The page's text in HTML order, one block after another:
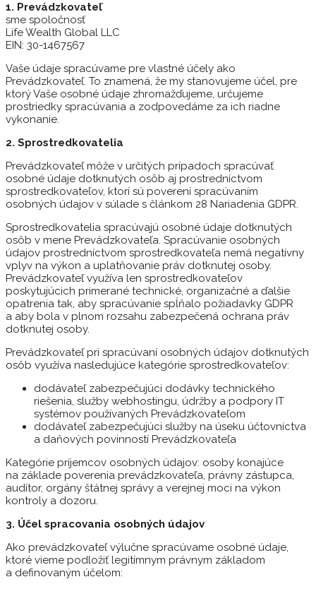
1. Prevádzkovateľ
sme spoločnosť
Life Wealth Global LLC
EIN: 30-1467567
Vaše údaje spracúvame pre vlastné účely ako
Prevádzkovateľ. To znamená, že my stanovujeme účel, pre
ktorý Vaše osobné údaje zhromažďujeme, určujeme
prostriedky spracúvania a zodpovedáme za ich riadne
vykonanie.
2. Sprostredkovatelia
Prevádzkovateľ môže v určitých prípadoch spracúvať
osobné údaje dotknutých osôb aj prostredníctvom
sprostredkovateľov, ktorí sú poverení spracúvaním
osobných údajov v súlade s článkom 28 Nariadenia GDPR.
Sprostredkovatelia spracúvajú osobné údaje dotknutých
osôb v mene Prevádzkovateľa. Spracúvanie osobných
údajov prostredníctvom sprostredkovateľa nemá negatívny
vplyv na výkon a uplatňovanie práv dotknutej osoby.
Prevádzkovateľ využíva len sprostredkovateľov
poskytujúcich primerané technické, organizačné a ďalšie
opatrenia tak, aby spracúvanie spĺňalo požiadavky GDPR
a aby bola v plnom rozsahu zabezpečená ochrana práv
dotknutej osoby.
Prevádzkovateľ pri spracúvaní osobných údajov dotknutých
osôb využíva nasledujúce kategórie sprostredkovateľov:
dodávateľ zabezpečujúci dodávky technického
riešenia, služby webhostingu, údržby a podpory IT
systémov používaných Prevádzkovateľom
dodávateľ zabezpečujúci služby na úseku účtovníctva
a daňových povinností Prevádzkovateľa
Kategórie príjemcov osobných údajov: osoby konajúce
na základe poverenia prevádzkovateľa, právny zástupca,
audítor, orgány štátnej správy a verejnej moci na výkon
kontroly a dozoru.
3. Účel spracovania osobných údajov
Ako prevádzkovateľ výlučne spracúvame osobné údaje,
ktoré vieme podložiť legitímnym právnym základom
a definovaným účelom: